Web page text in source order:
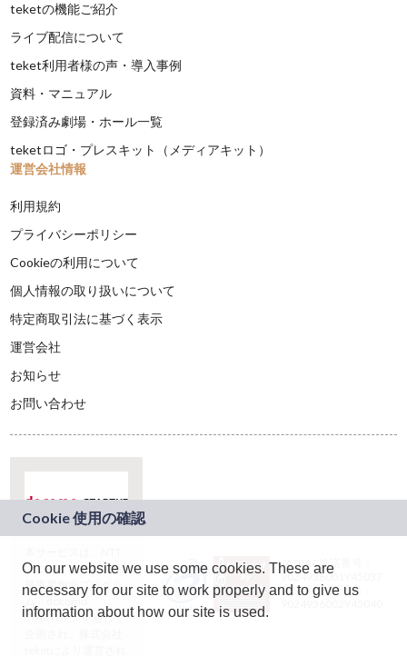
teketの機能ご紹介
ライブ配信について
teket利用者様の声・導入事例
資料・マニュアル
登録済み劇場・ホール一覧
teketロゴ・プレスキット（メディアキット）
運営会社情報
利用規約
プライバシーポリシー
Cookieの利用について
個人情報の取り扱いについて
特定商取引法に基づく表示
運営会社
お知らせ
お問い合わせ
ドコモグループの新
規事業創出プログラ
ム「docomo
STARTUP」を通じて
JASRAC許諾番号：
9024936001Y45037
JASRAC許諾番号：
On our website we use some cookies. These are
necessary for our site to work properly and to give us
information about how our site is used.